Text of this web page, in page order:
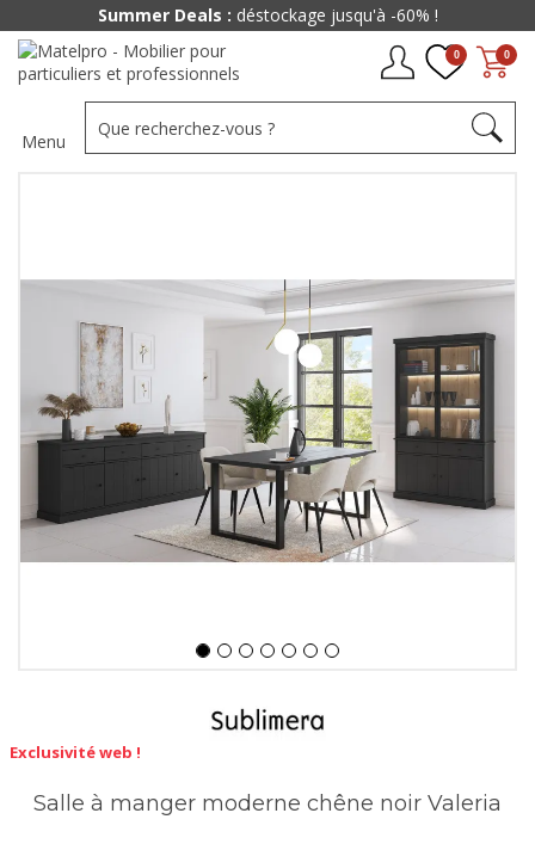
0
0
Menu
Exclusivité web !
Salle à manger moderne chêne noir Valeria
Summer Deals : déstockage jusqu'à -60% !